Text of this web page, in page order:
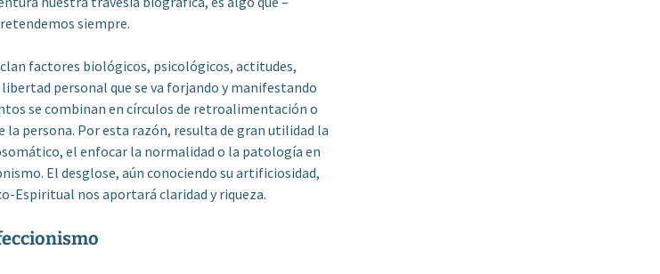
siempre.
factores biológicos, psicológicos, actitudes,
personal que se va forjando y manifestando
se combinan en círculos de retroalimentación o
la persona. Por esta razón, resulta de gran utilidad la
el enfocar la normalidad o la patología en
El desglose, aún conociendo su artificiosidad,
Espiritual nos aportará claridad y riqueza.